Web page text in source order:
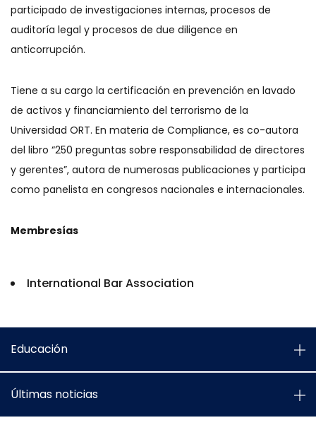
participado de investigaciones internas, procesos de
auditoría legal y procesos de due diligence en
anticorrupción.
Tiene a su cargo la certificación en prevención en lavado
de activos y financiamiento del terrorismo de la
Universidad ORT. En materia de Compliance, es co-autora
del libro “250 preguntas sobre responsabilidad de directores
y gerentes”, autora de numerosas publicaciones y participa
como panelista en congresos nacionales e internacionales.
Membresías
International Bar Association
Educación
Últimas noticias